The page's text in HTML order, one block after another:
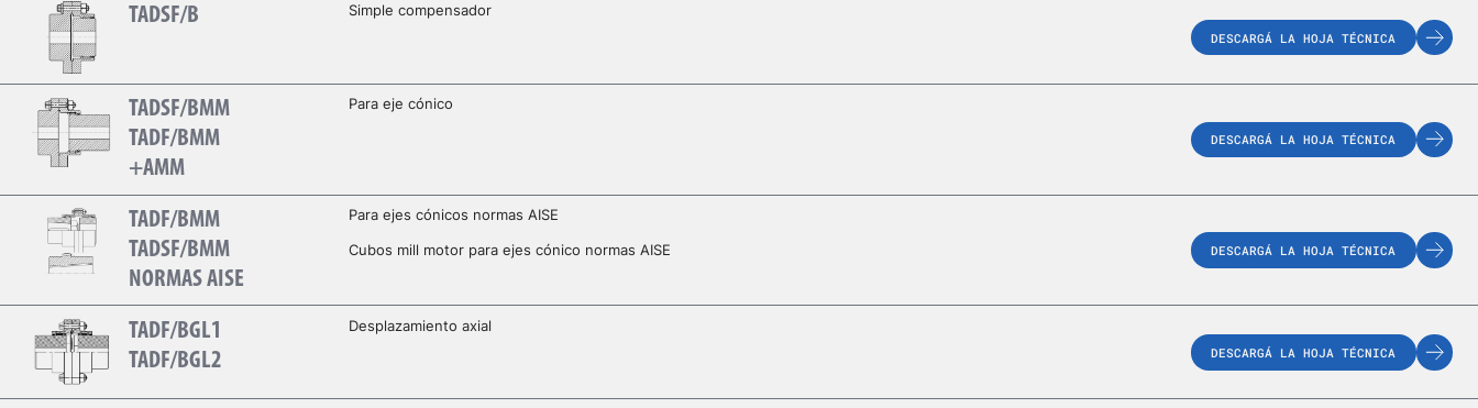
TADSF/B Simple compensador
DESCARGÁ LA HOJA TÉCNICA
TADSF/BMM
TADF/BMM
+AMM
Para eje cónico
DESCARGÁ LA HOJA TÉCNICA
TADF/BMM
TADSF/BMM
NORMAS AISE
Para ejes cónicos normas AISE
Cubos mill motor para ejes cónico normas AISE
DESCARGÁ LA HOJA TÉCNICA
TADF/BGL1
TADF/BGL2
Desplazamiento axial
DESCARGÁ LA HOJA TÉCNICA